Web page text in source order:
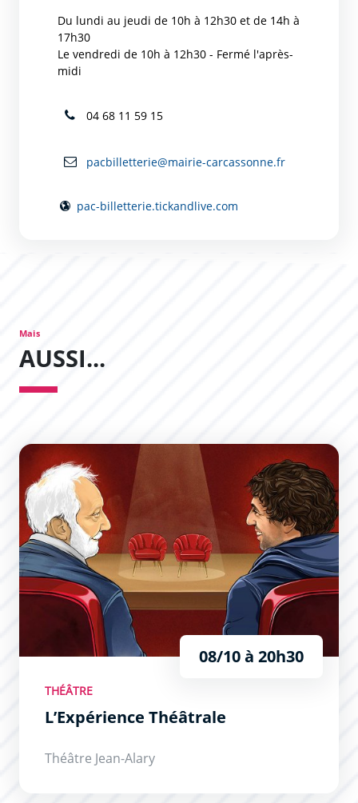
Du lundi au jeudi de 10h à 12h30 et de 14h à
17h30
Le vendredi de 10h à 12h30 - Fermé l'après-
midi
04 68 11 59 15
pacbilletterie@mairie-carcassonne.fr
pac-billetterie.tickandlive.com
Mais
AUSSI...
L’Expérience Théâtrale
08/10 à 20h30
THÉÂTRE
L’Expérience Théâtrale
Théâtre Jean-Alary